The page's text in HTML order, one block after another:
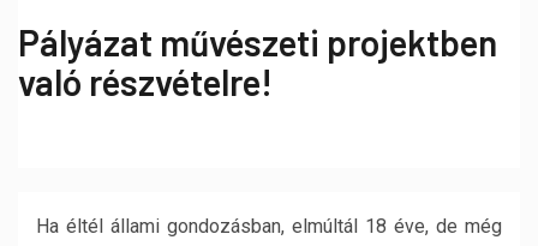
Pályázat művészeti projektben
való részvételre!
Ha éltél állami gondozásban, elmúltál 18 éve, de még